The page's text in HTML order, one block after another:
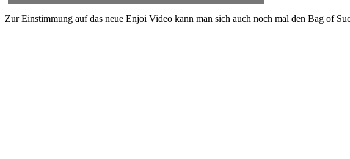
Zur Einstimmung auf das neue Enjoi Video kann man sich auch noch mal den Bag of